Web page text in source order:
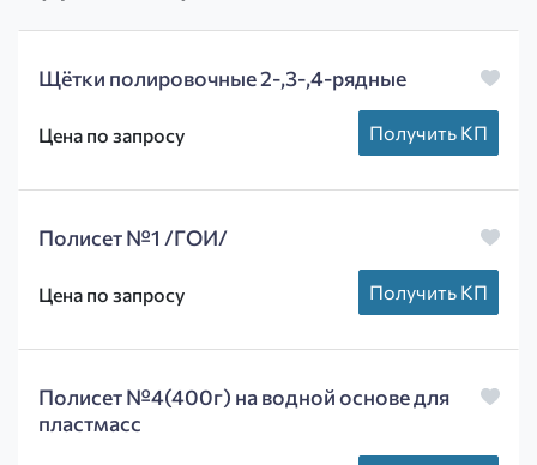
Щётки полировочные 2-,3-,4-рядные
Цена по запросу Получить КП
Полисет №1 /ГОИ/
Цена по запросу Получить КП
Полисет №4(400г) на водной основе для
пластмасс